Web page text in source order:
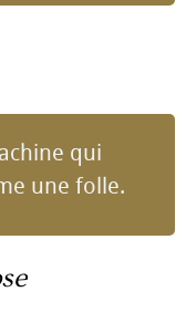
qui
une folle.